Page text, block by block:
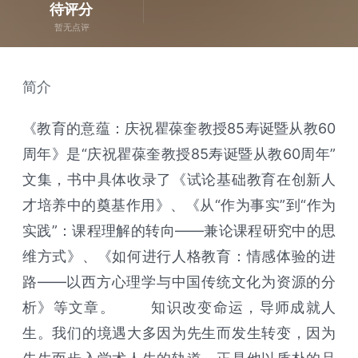
待评分
暂无点评
简介
《教育的意蕴：庆祝瞿葆奎教授85寿诞暨从教60
周年》是“庆祝瞿葆奎教授85寿诞暨从教60周年”
文集，书中具体收录了《试论基础教育在创新人
才培养中的奠基作用》、《从“作为事实”到“作为
实践”：课程理解的转向——兼论课程研究中的思
维方式》、《如何进行人格教育：情感体验的进
路——以西方心理学与中国传统文化为资源的分
析》等文章。 知识改变命运，导师成就人
生。我们的境遇大多因为先生而发生转变，因为